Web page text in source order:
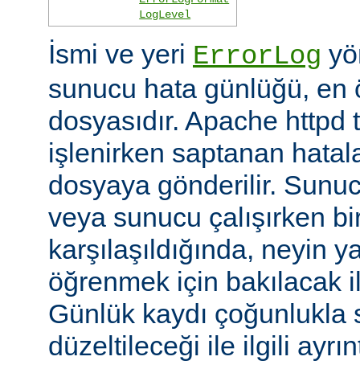
LogLevel
İsmi ve yeri ErrorLog
sunucu hata günlüğü, en
dosyasıdır. Apache httpd
işlenirken saptanan
dosyaya gönderilir.
veya sunucu çalışırken
karşılaşıldığında, neyin
öğrenmek için bakılacak
Günlük kaydı çoğunlukla
düzeltileceği ile ilgili